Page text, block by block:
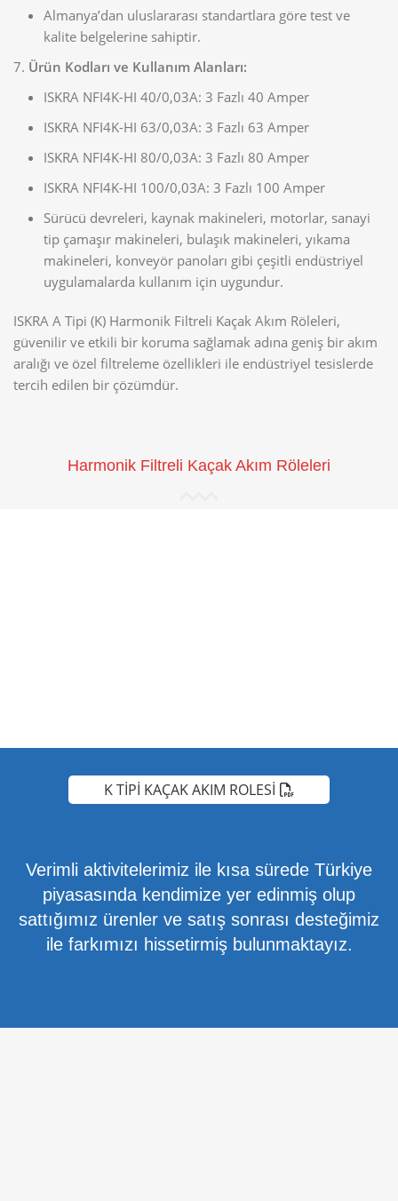
Almanya’dan uluslararası standartlara göre test ve
kalite belgelerine sahiptir.
Ürün Kodları ve Kullanım Alanları:
ISKRA NFI4K-HI 40/0,03A: 3 Fazlı 40 Amper
ISKRA NFI4K-HI 63/0,03A: 3 Fazlı 63 Amper
ISKRA NFI4K-HI 80/0,03A: 3 Fazlı 80 Amper
ISKRA NFI4K-HI 100/0,03A: 3 Fazlı 100 Amper
Sürücü devreleri, kaynak makineleri, motorlar, sanayi
tip çamaşır makineleri, bulaşık makineleri, yıkama
makineleri, konveyör panoları gibi çeşitli endüstriyel
uygulamalarda kullanım için uygundur.
ISKRA A Tipi (K) Harmonik Filtreli Kaçak Akım Röleleri,
güvenilir ve etkili bir koruma sağlamak adına geniş bir akım
aralığı ve özel filtreleme özellikleri ile endüstriyel tesislerde
tercih edilen bir çözümdür.
Harmonik Filtreli Kaçak Akım Röleleri
K TİPİ KAÇAK AKIM ROLESİ
Verimli aktivitelerimiz ile kısa sürede Türkiye
piyasasında kendimize yer edinmiş olup
sattığımız ürenler ve satış sonrası desteğimiz
ile farkımızı hissetirmiş bulunmaktayız.